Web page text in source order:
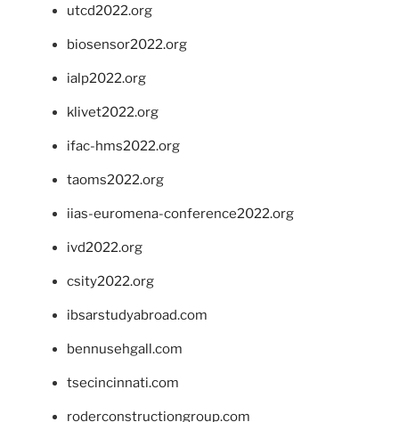
utcd2022.org
biosensor2022.org
ialp2022.org
klivet2022.org
ifac-hms2022.org
taoms2022.org
iias-euromena-conference2022.org
ivd2022.org
csity2022.org
ibsarstudyabroad.com
bennusehgall.com
tsecincinnati.com
roderconstructiongroup.com